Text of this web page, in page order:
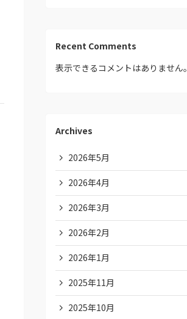
Recent Comments
表示できるコメントはありません。
Archives
2026年5月
2026年4月
2026年3月
2026年2月
2026年1月
2025年11月
2025年10月